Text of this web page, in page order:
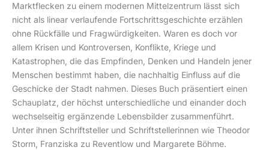
Marktflecken zu einem modernen Mittelzentrum lässt sich
nicht als linear verlaufende Fortschrittsgeschichte erzählen
ohne Rückfälle und Fragwürdigkeiten. Waren es doch vor
allem Krisen und Kontroversen, Konflikte, Kriege und
Katastrophen, die das Empfinden, Denken und Handeln jener
Menschen bestimmt haben, die nachhaltig Einfluss auf die
Geschicke der Stadt nahmen. Dieses Buch präsentiert einen
Schauplatz, der höchst unterschiedliche und einander doch
wechselseitig ergänzende Lebensbilder zusammenführt.
Unter ihnen Schriftsteller und Schriftstellerinnen wie Theodor
Storm, Franziska zu Reventlow und Margarete Böhme.